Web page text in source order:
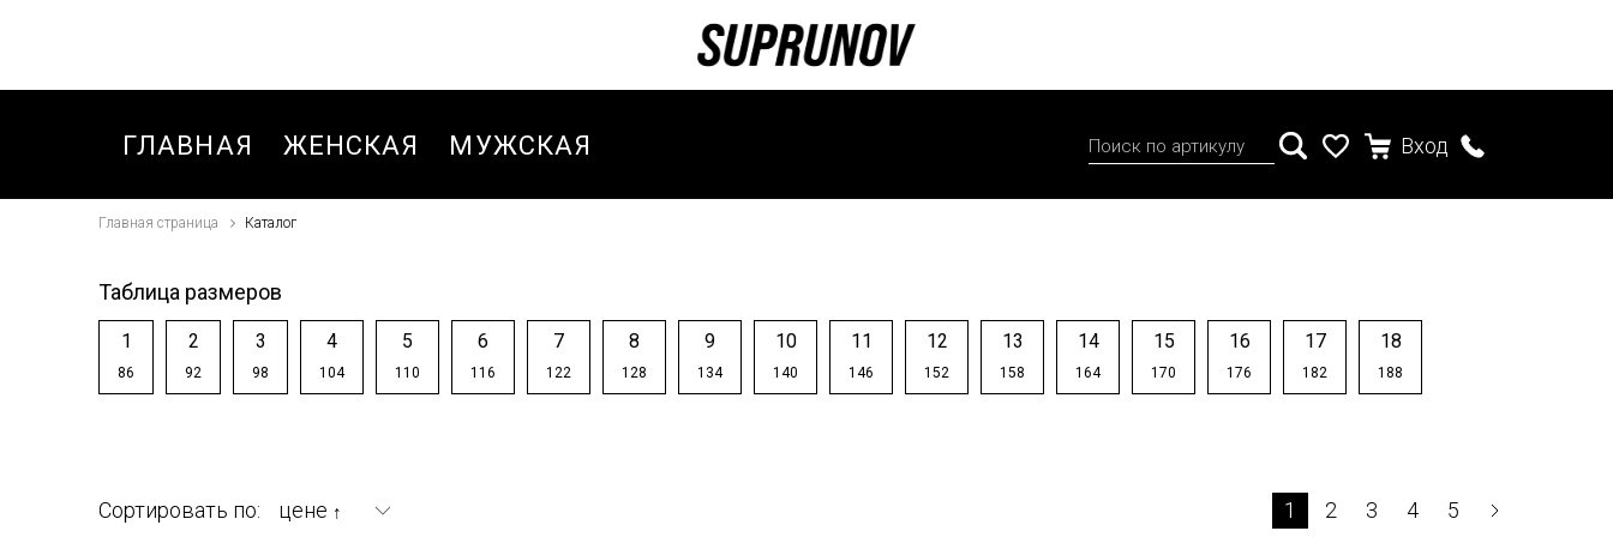
ГЛАВНАЯ ЖЕНСКАЯ
БЛУЗКИ,РУБАШКИ
БРЮКИ
СПОРТИВНЫЕ
ОСЕНЬ-ВЕСНА
МУЖСКАЯ
БРЮКИ
СПОРТИВНЫЕ
ЗИМА
Вход
Главная страница Каталог
Таблица размеров
1
86
2
92
3
98
4
104
5
110
6
116
7
122
8
128
9
134
10
140
11
146
12
152
13
158
14
164
15
170
16
176
17
182
18
188
Сортировать по: цене ↑ 1 2 3 4 5